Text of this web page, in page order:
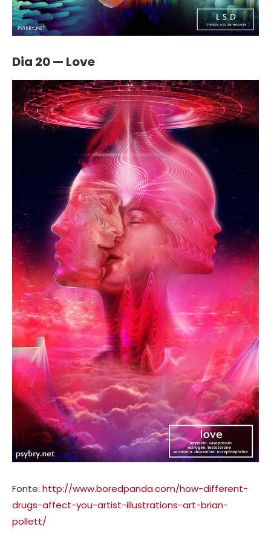
Dia 20 — Love
Fonte: http://www.boredpanda.com/how-different-
drugs-affect-you-artist-illustrations-art-brian-
pollett/